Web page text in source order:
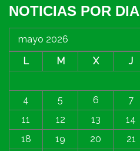
NOTICIAS POR DIA
mayo 2026
L
M X J
4
5 6 7
11
12 13 14
18
19 20 21